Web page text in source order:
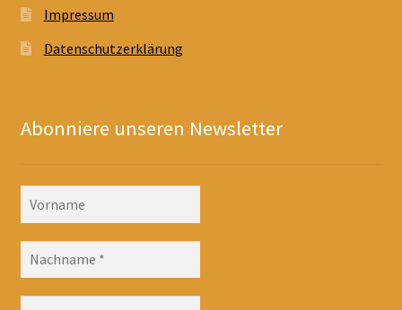
Impressum
Datenschutzerklärung
Abonniere unseren Newsletter